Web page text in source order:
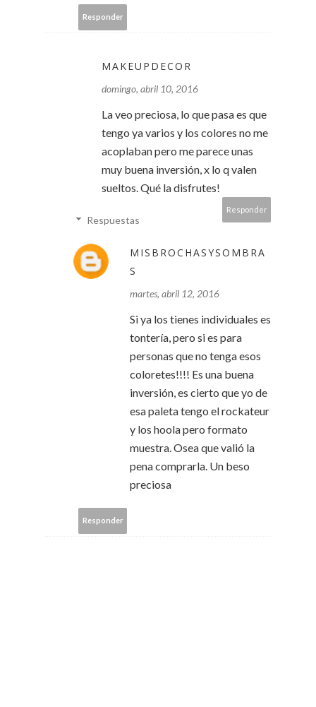
Responder
MAKEUPDECOR
domingo, abril 10, 2016
La veo preciosa, lo que pasa es que
tengo ya varios y los colores no me
acoplaban pero me parece unas
muy buena inversión, x lo q valen
sueltos. Qué la disfrutes!
Responder
Respuestas
MISBROCHASYSOMBRA
S
martes, abril 12, 2016
Si ya los tienes individuales es
tontería, pero si es para
personas que no tenga esos
coloretes!!!! Es una buena
inversión, es cierto que yo de
esa paleta tengo el rockateur
y los hoola pero formato
muestra. Osea que valió la
pena comprarla. Un beso
preciosa
Responder